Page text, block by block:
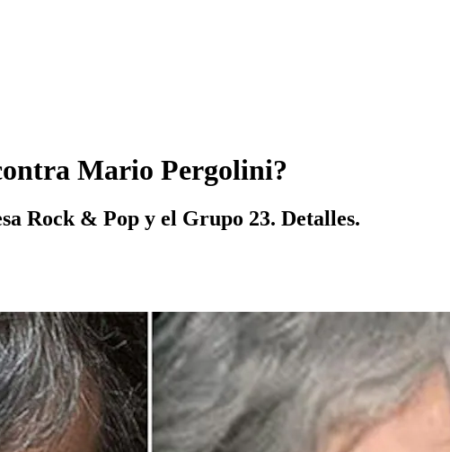
Mario Pergolini?
Rock & Pop y el Grupo 23. Detalles.